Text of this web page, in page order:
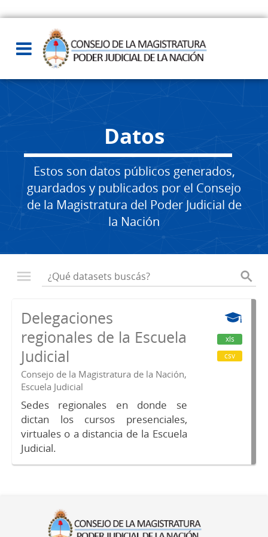
Datos
Estos son datos públicos generados,
guardados y publicados por el Consejo
de la Magistratura del Poder Judicial de
la Nación
Delegaciones
regionales de la Escuela
Judicial
Consejo de la Magistratura de la Nación,
Escuela Judicial
Sedes regionales en donde se
dictan los cursos presenciales,
virtuales o a distancia de la Escuela
Judicial.
xls
csv